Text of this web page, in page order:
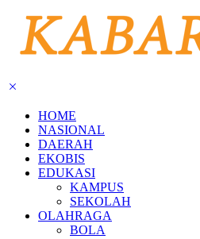
HOME
NASIONAL
DAERAH
EKOBIS
EDUKASI
KAMPUS
SEKOLAH
OLAHRAGA
BOLA